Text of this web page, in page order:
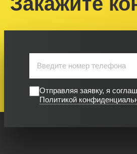
Отправляя заявку, я
Политикой